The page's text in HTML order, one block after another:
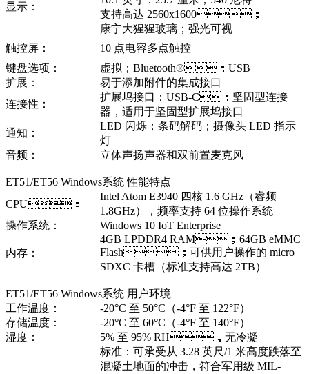
显示：
支持高达 2560x1600；
康宁大猩猩玻璃；强光可视
触控屏：
10 点电容多点触控
键盘选项：
虚拟；Bluetooth®；USB
扩展：
易于添加附件的集成接口
连接性：
扩展坞接口：USB-C；坚固型连接
器，适用于坚固型扩展坞接口
通知：
LED 闪烁；条码解码；摄像头 LED 指示
灯
音频：
立体声扬声器和双前置麦克风
ET51/ET56 Windows系统 性能特点
CPU：
Intel Atom E3940 四核 1.6 GHz（睿频 =
1.8GHz），频率支持 64 位操作系统
操作系统：
Windows 10 IoT Enterprise
内存：
4GB LPDDR4 RAM；64GB eMMC
Flash；可供用户操作的 micro
SDXC 卡槽（标准支持高达 2TB）
ET51/ET56 Windows系统 用户环境
工作温度：
-20°C 至 50°C（-4°F 至 122°F）
存储温度：
-20°C 至 60°C（-4°F 至 140°F）
湿度：
5% 至 95% RH，无冷凝
标准：可承受从 3.28 英尺/1 米高度跌落至
混凝土地面的冲击，符合军用级 MIL-